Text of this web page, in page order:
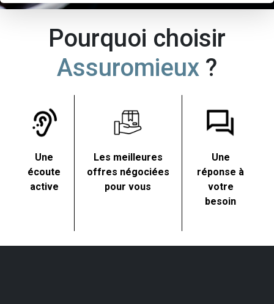
Pourquoi choisir
Assuromieux ?
Une
écoute
active
Les meilleures
offres négociées
pour vous
Une
réponse à
votre
besoin